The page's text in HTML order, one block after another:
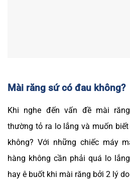
Mài răng sứ có đau không?
Khi nghe đến vấn đề mài
thường tỏ ra lo lắng và muốn
không? Với những chiếc máy
hàng không cần phải quá lo
hay ê buốt khi mài răng bởi 2 lý